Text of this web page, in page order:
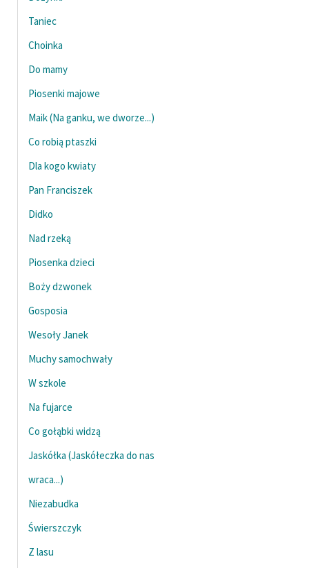
twórców przechodzących
do domeny publicznej,
Starego Testamentu
Lektur
Kontakt
O projekcie
Zespół
Zasady wykorzystania
Wolnych Lektur
Logotypy
Materiały promocyjne
Polityka prywatności
Regulamin biblioteki
sprawozdania finansowe
Regulamin darowizn
Taniec
Choinka
Do mamy
Piosenki majowe
Maik (Na ganku, we dworze...)
Co robią ptaszki
Dla kogo kwiaty
Pan Franciszek
Didko
Nad rzeką
Piosenka dzieci
Boży dzwonek
Gosposia
Wesoły Janek
Muchy samochwały
W szkole
Na fujarce
Co gołąbki widzą
Jaskółka (Jaskółeczka do nas
wraca...)
Niezabudka
Świerszczyk
Z lasu